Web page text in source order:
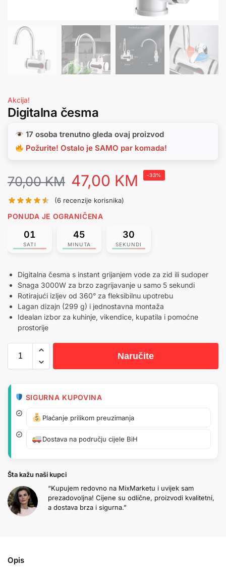
Akcija!
Digitalna česma
17 osoba trenutno gleda ovaj proizvod
Požurite! Ostalo je SAMO par komada!
70,00KM 47,00 KM -33%
(6 recenzije korisnika)
PONUDA JE OGRANIČENA
01
SATI
45
MINUTA
30
SEKUNDI
Digitalna česma s instant grijanjem vode za zid ili sudoper
Snaga 3000W za brzo zagrijavanje u samo 5 sekundi
Rotirajući izljev od 360° za fleksibilnu upotrebu
Lagan dizajn (299 g) i jednostavna montaža
Idealan izbor za kuhinje, vikendice, kupatila i pomoćne
prostorije
Naručite
SIGURNA KUPOVINA
Plaćanje prilikom preuzimanja
Dostava na području cijele BiH
Šta kažu naši kupci
“Kupujem redovno na MixMarketu i uvijek sam
prezadovoljna! Cijene su odlične, proizvodi kvalitetni,
a dostava brza i sigurna.”
Opis